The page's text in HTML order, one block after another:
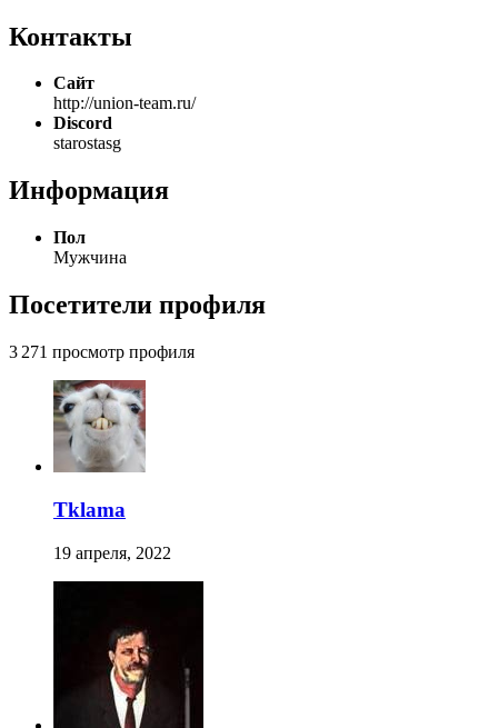
Контакты
Сайт
http://union-team.ru/
Discord
starostasg
Информация
Пол
Мужчина
Посетители профиля
3 271 просмотр профиля
Tklama
19 апреля, 2022